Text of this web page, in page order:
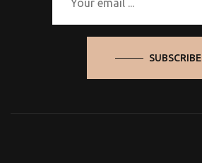
SUBSCRIBE